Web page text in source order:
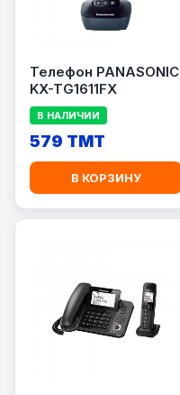
Телефон PANASONIC
KX-TG1611FX
В НАЛИЧИИ
579 TMT
В КОРЗИНУ